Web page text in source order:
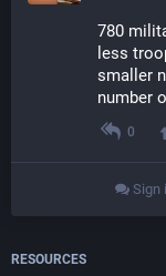
780
less
smaller
number
0
Sign
RESOURCES